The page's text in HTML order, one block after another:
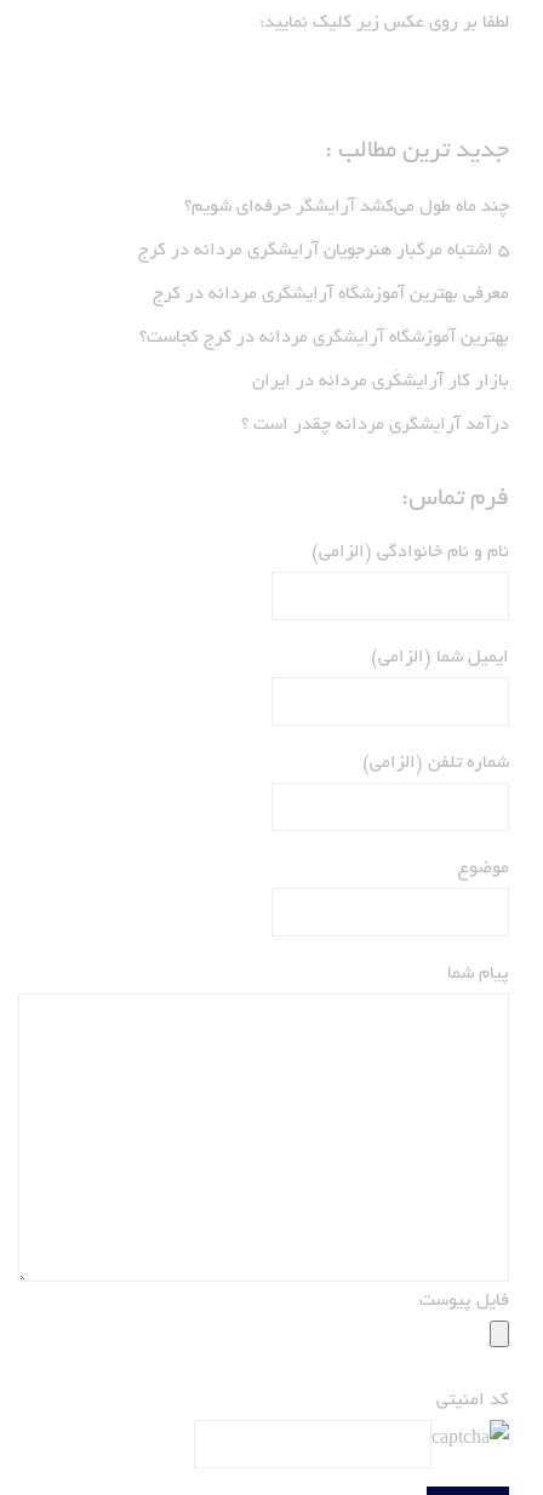
لطفا بر روی عکس زیر کلیک نمایید:
جدید ترین مطالب :
چند ماه طول می‌کشد آرایشگر حرفه‌ای شویم؟
5 اشتباه مرگبار هنرجویان آرایشگری مردانه در کرج
معرفی بهترین آموزشگاه آرایشگری مردانه در کرج
بهترین آموزشگاه آرایشگری مردانه در کرج کجاست؟
بازار كار آرايشكَرى مردانه در ايران
درآمد آرایشگری مردانه چقدر است ؟
فرم تماس:
نام و نام خانوادگی (الزامی)
ایمیل شما (الزامی)
شماره تلفن (الزامی)
موضوع
پیام شما
فایل پیوست
کد امنیتی